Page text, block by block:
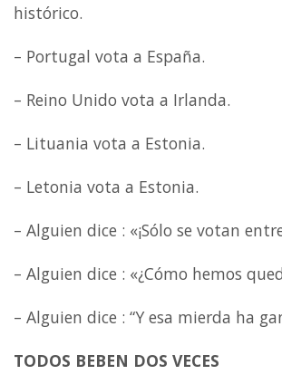
histórico.
– Portugal vota a España.
– Reino Unido vota a Irlanda.
– Lituania vota a Estonia.
– Letonia vota a Estonia.
– Alguien dice : «¡Sólo se votan
– Alguien dice : «¿Cómo hemos
– Alguien dice : “Y esa mierda ha
TODOS BEBEN DOS VECES